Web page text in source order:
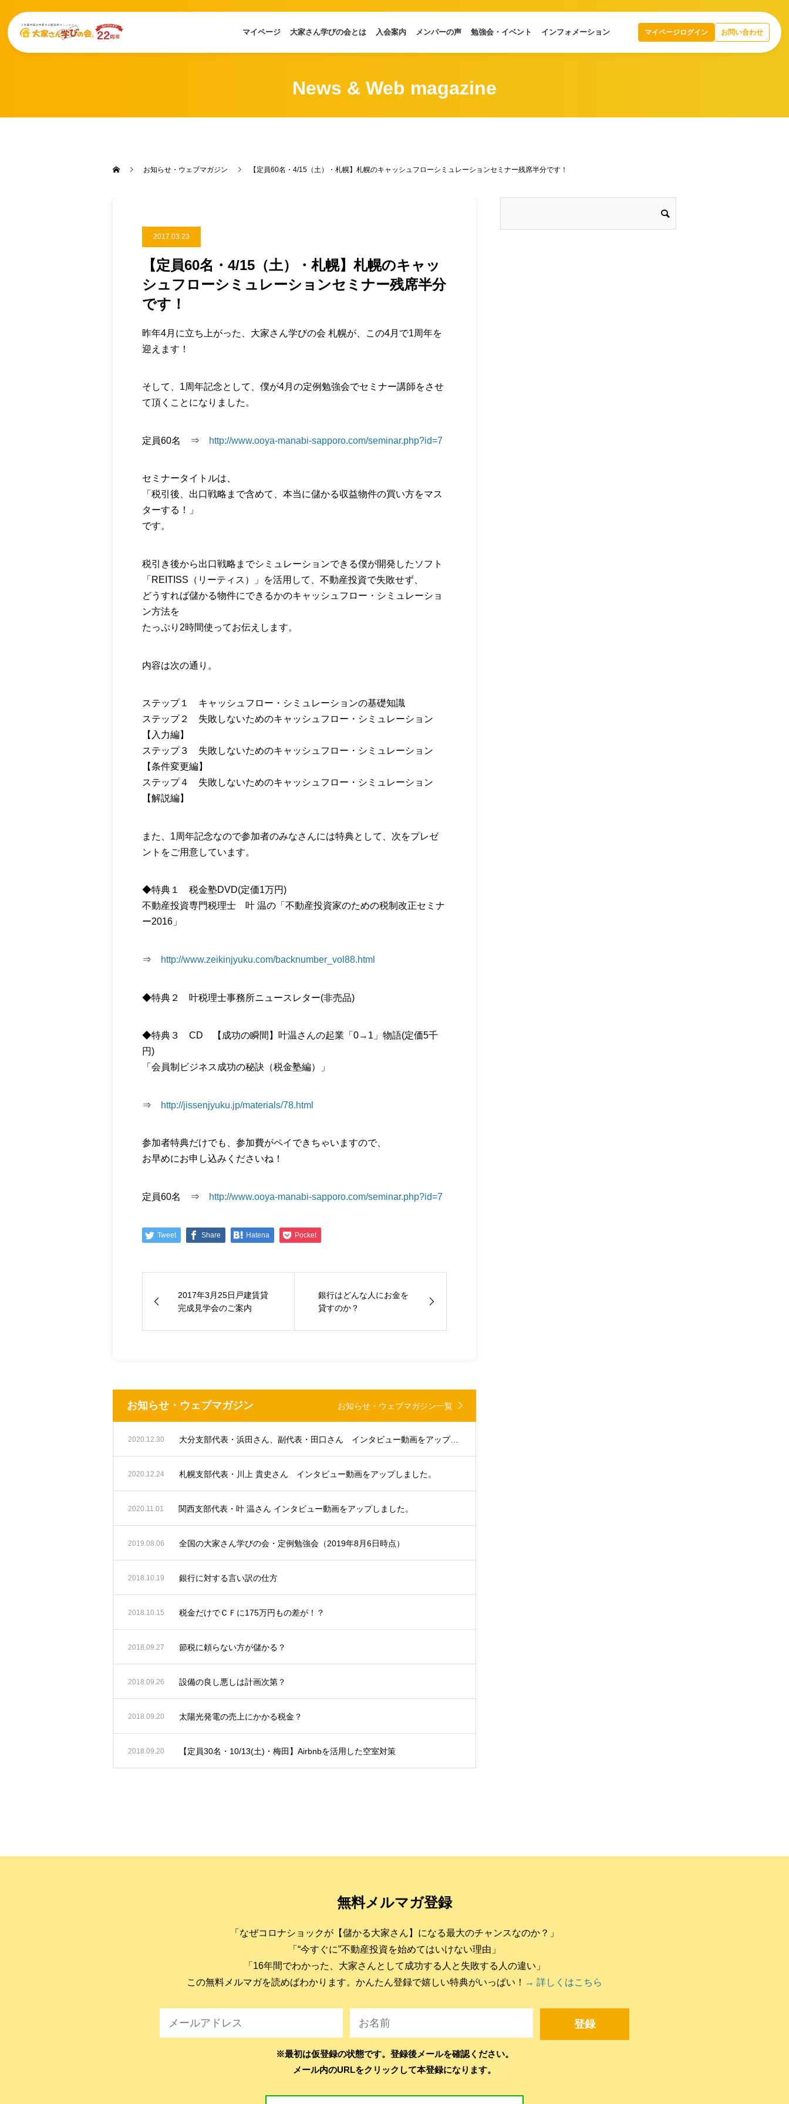
マイページ 大家さん学びの会とは 入会案内 メンバーの声 勉強会・イベント インフォメーション マイページログイン お問い合わせ
News & Web magazine
お知らせ・ウェブマガジン 【定員60名・4/15（土）・札幌】札幌のキャッシュフローシミュレーションセミナー残席半分です！
2017.03.23
【定員60名・4/15（土）・札幌】札幌のキャッ
シュフローシミュレーションセミナー残席半分
です！
昨年4月に立ち上がった、大家さん学びの会 札幌が、この4月で1周年を
迎えます！
そして、1周年記念として、僕が4月の定例勉強会でセミナー講師をさせ
て頂くことになりました。
定員60名 ⇒ http://www.ooya-manabi-sapporo.com/seminar.php?id=7
セミナータイトルは、
「税引後、出口戦略まで含めて、本当に儲かる収益物件の買い方をマス
ターする！」
です。
税引き後から出口戦略までシミュレーションできる僕が開発したソフト
「REITISS（リーティス）」を活用して、不動産投資で失敗せず、
どうすれば儲かる物件にできるかのキャッシュフロー・シミュレーショ
ン方法を
たっぷり2時間使ってお伝えします。
内容は次の通り。
ステップ１ キャッシュフロー・シミュレーションの基礎知識
ステップ２ 失敗しないためのキャッシュフロー・シミュレーション
【入力編】
ステップ３ 失敗しないためのキャッシュフロー・シミュレーション
【条件変更編】
ステップ４ 失敗しないためのキャッシュフロー・シミュレーション
【解説編】
また、1周年記念なので参加者のみなさんには特典として、次をプレゼ
ントをご用意しています。
◆特典１ 税金塾DVD(定価1万円)
不動産投資専門税理士 叶 温の「不動産投資家のための税制改正セミナ
ー2016」
⇒ http://www.zeikinjyuku.com/backnumber_vol88.html
◆特典２ 叶税理士事務所ニュースレター(非売品)
◆特典３ CD 【成功の瞬間】叶温さんの起業「0→1」物語(定価5千
円)
「会員制ビジネス成功の秘訣（税金塾編）」
⇒ http://jissenjyuku.jp/materials/78.html
参加者特典だけでも、参加費がペイできちゃいますので、
お早めにお申し込みくださいね！
定員60名 ⇒ http://www.ooya-manabi-sapporo.com/seminar.php?id=7
Tweet Share Hatena Pocket
2017年3月25日戸建賃貸
完成見学会のご案内
銀行はどんな人にお金を
貸すのか？
お知らせ・ウェブマガジン お知らせ・ウェブマガジン一覧
2020.12.30 大分支部代表・浜田さん、副代表・田口さん インタビュー動画をアップしました。
2020.12.24 札幌支部代表・川上 貴史さん インタビュー動画をアップしました。
2020.11.01 関西支部代表・叶 温さん インタビュー動画をアップしました。
2019.08.06 全国の大家さん学びの会・定例勉強会（2019年8月6日時点）
2018.10.19 銀行に対する言い訳の仕方
2018.10.15 税金だけでＣＦに175万円もの差が！？
2018.09.27 節税に頼らない方が儲かる？
2018.09.26 設備の良し悪しは計画次第？
2018.09.20 太陽光発電の売上にかかる税金？
2018.09.20 【定員30名・10/13(土)・梅田】Airbnbを活用した空室対策
無料メルマガ登録
「なぜコロナショックが【儲かる大家さん】になる最大のチャンスなのか？」
「“今すぐに”不動産投資を始めてはいけない理由」
「16年間でわかった、大家さんとして成功する人と失敗する人の違い」
この無料メルマガを読めばわかります。かんたん登録で嬉しい特典がいっぱい！ → 詳しくはこちら
※最初は仮登録の状態です。登録後メールを確認ください。
メール内のURLをクリックして本登録になります。